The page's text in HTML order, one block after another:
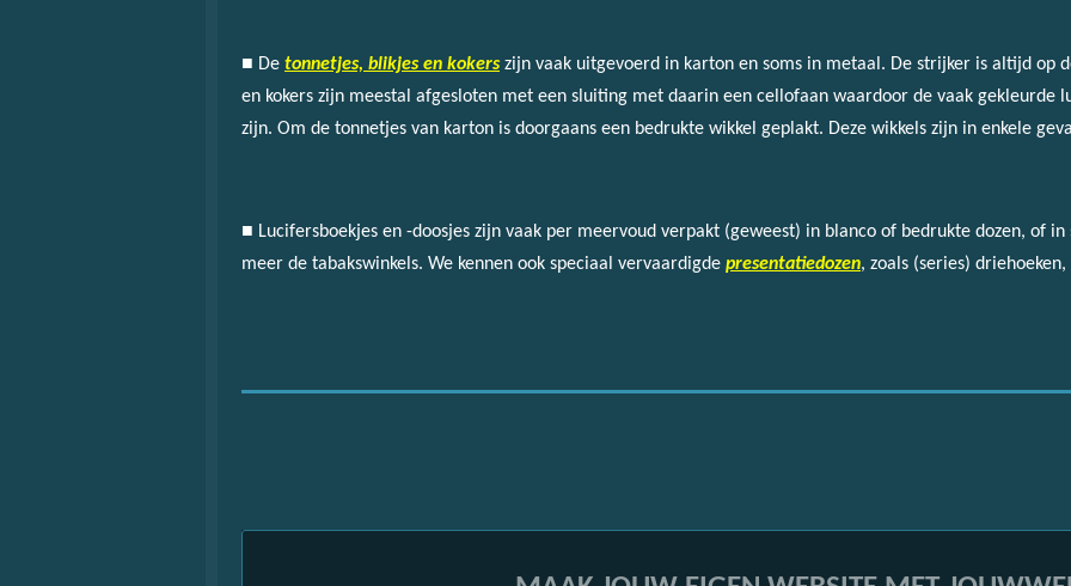
■ De tonnetjes, blikjes en kokers zijn vaak uitgevoerd in karton en soms in metaal. De strijker is altijd op
en kokers zijn meestal afgesloten met een sluiting met daarin een cellofaan waardoor de vaak gekleurde
zijn. Om de tonnetjes van karton is doorgaans een bedrukte wikkel geplakt. Deze wikkels zijn in enkele
■ Lucifersboekjes en -doosjes zijn vaak per meervoud verpakt (geweest) in blanco of bedrukte dozen, of
meer de tabakswinkels. We kennen ook speciaal vervaardigde presentatiedozen, zoals (series)